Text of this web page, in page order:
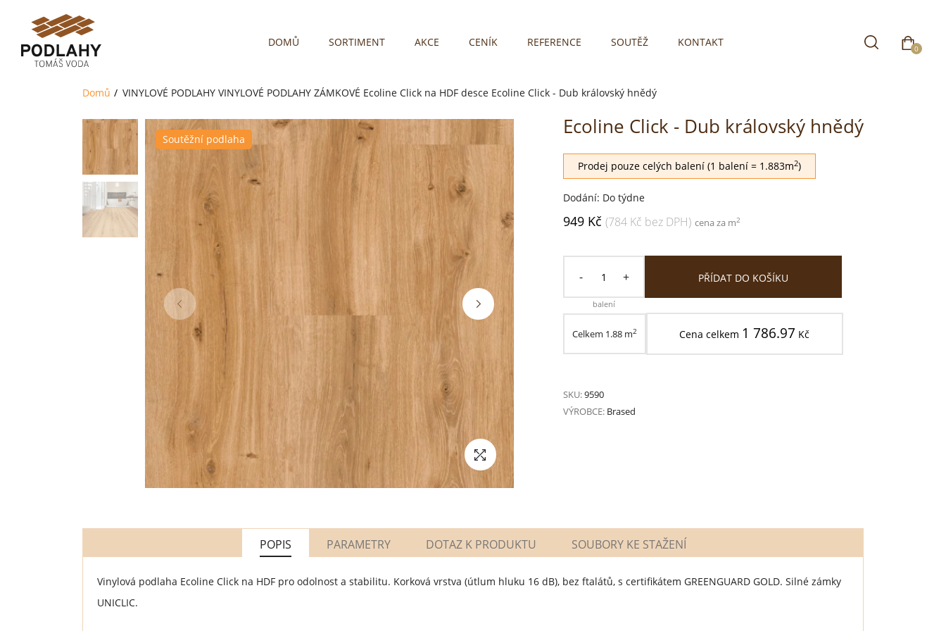
DOMŮ SORTIMENT AKCE CENÍK REFERENCE SOUTĚŽ KONTAKT 0
Domů VINYLOVÉ PODLAHY VINYLOVÉ PODLAHY ZÁMKOVÉ Ecoline Click na HDF desce Ecoline Click - Dub královský hnědý
Soutěžní podlaha
Ecoline Click - Dub královský hnědý
Prodej pouze celých balení (1 balení = 1.883m2)
Dodání: Do týdne
949 Kč (784 Kč bez DPH) cena za m2
- +
balení
PŘÍDAT DO KOŠÍKU
Celkem 1.88m2 Cena celkem 1 786.97 Kč
SKU:9590
VÝROBCE: Brased
POPIS PARAMETRY DOTAZ K PRODUKTU SOUBORY KE STAŽENÍ
Vinylová podlaha Ecoline Click na HDF pro odolnost a stabilitu. Korková vrstva (útlum hluku 16 dB), bez ftalátů, s certifikátem GREENGUARD GOLD. Silné zámky
UNICLIC.